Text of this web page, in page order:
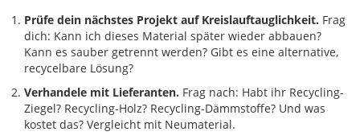
Prüfe dein nächstes Projekt auf Kreislauftauglichkeit. Frag
dich: Kann ich dieses Material später wieder abbauen?
Kann es sauber getrennt werden? Gibt es eine alternative,
recycelbare Lösung?
Verhandele mit Lieferanten. Frag nach: Habt ihr Recycling-
Ziegel? Recycling-Holz? Recycling-Dämmstoffe? Und was
kostet das? Vergleicht mit Neumaterial.